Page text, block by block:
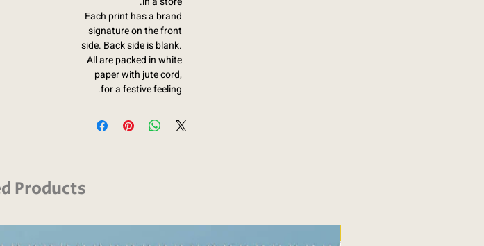
Each print has a brand
signature on the front
side. Back side is blank.
All are packed in white
paper with jute cord,
for a festive feeling.
Products